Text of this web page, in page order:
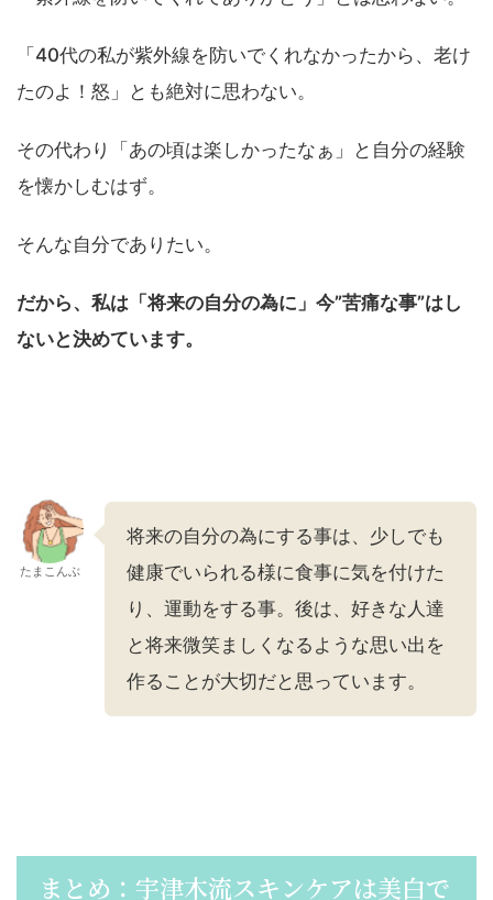
「40代の私が紫外線を防いでくれなかったから、老け
たのよ！怒」とも絶対に思わない。
その代わり「あの頃は楽しかったなぁ」と自分の経験
を懐かしむはず。
そんな自分でありたい。
だから、私は「将来の自分の為に」今”苦痛な事”はし
ないと決めています。
たまこんぶ
将来の自分の為にする事は、少しでも
健康でいられる様に食事に気を付けた
り、運動をする事。後は、好きな人達
と将来微笑ましくなるような思い出を
作ることが大切だと思っています。
まとめ：宇津木流スキンケアは美白で